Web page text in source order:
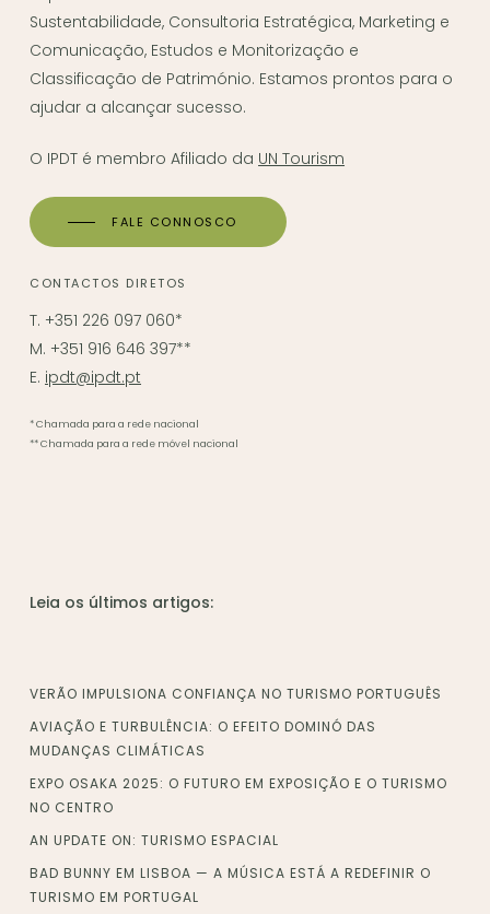
Sustentabilidade, Consultoria Estratégica, Marketing e
Comunicação, Estudos e Monitorização e
Classificação de Património. Estamos prontos para o
ajudar a alcançar sucesso.
O IPDT é membro Afiliado da UN Tourism
FALE CONNOSCO
CONTACTOS DIRETOS
T. +351 226 097 060*
M. +351 916 646 397**
E. ipdt@ipdt.pt
* Chamada para a rede nacional
** Chamada para a rede móvel nacional
Leia os últimos artigos:
VERÃO IMPULSIONA CONFIANÇA NO TURISMO PORTUGUÊS
AVIAÇÃO E TURBULÊNCIA: O EFEITO DOMINÓ DAS
MUDANÇAS CLIMÁTICAS
EXPO OSAKA 2025: O FUTURO EM EXPOSIÇÃO E O TURISMO
NO CENTRO
AN UPDATE ON: TURISMO ESPACIAL
BAD BUNNY EM LISBOA — A MÚSICA ESTÁ A REDEFINIR O
TURISMO EM PORTUGAL